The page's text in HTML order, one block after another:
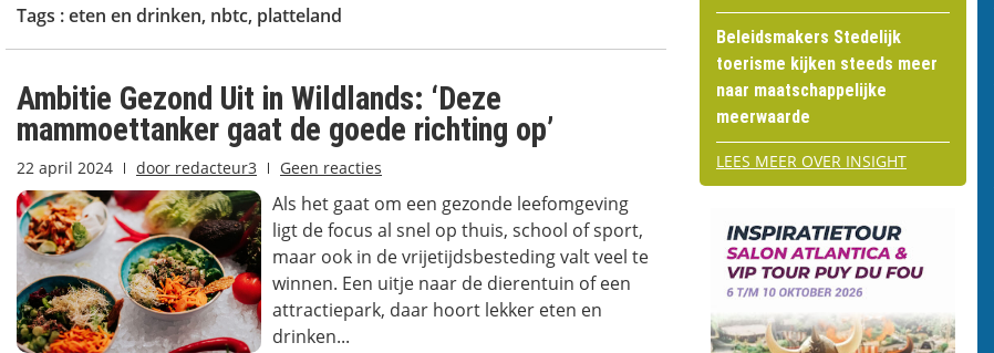
Tags :eten en drinken, nbtc, platteland
Ambitie Gezond Uit in Wildlands: ‘Deze
mammoettanker gaat de goede richting op’
22 april 2024 door redacteur3 Geen reacties
Als het gaat om een gezonde leefomgeving
ligt de focus al snel op thuis, school of sport,
maar ook in de vrijetijdsbesteding valt veel te
winnen. Een uitje naar de dierentuin of een
attractiepark, daar hoort lekker eten en
drinken...
Beleidsmakers Stedelijk
toerisme kijken steeds meer
naar maatschappelijke
meerwaarde
LEES MEER OVER INSIGHT